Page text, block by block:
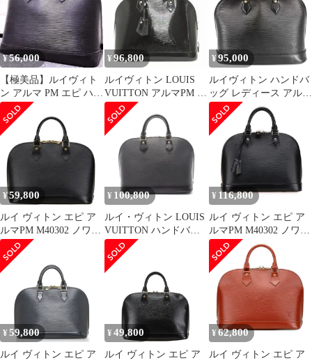
¥56,000
【極美品】ルイヴィト
ン アルマ PM エピ ハン
ドバッグ ノワール カデ
ナ カギ
¥ 96,800
ルイヴィトン LOUIS
VUITTON アルマPM エ
ピ ノワール エレクトリ
ック ハンドバッグ エピ
レザー M4032N 黒 ブラ
ック ☆AA★
¥95,000
ルイヴィトン ハンドバ
ッグ レディース アルマ
PM ブラック 黒 LOUIS
VUITTON M52802 エピ
レザー ノワール シルバ
ー金具【中古品】
¥59,800
ルイ ヴィトン エピ ア
ルマPM M40302 ノワー
ル ブラック レザー レ
ディース LOUIS
VUITTON【1-
0165844】
¥ 100,800
ルイ・ヴィトン LOUIS
VUITTON ハンドバッ
グ アルマ エピ ノワー
ル ノワール レザー ア
ルマ レディース Used A
¥ 116,800
ルイ ヴィトン エピ ア
ルマPM M40302 ノワー
ル ブラック レザー レ
ディース LOUIS
VUITTON【222-
14617】
¥ 59,800
ルイ ヴィトン エピ ア
¥ 49,800
ルイ ヴィトン エピ ア
¥ 62,800
ルイ ヴィトン エピ ア